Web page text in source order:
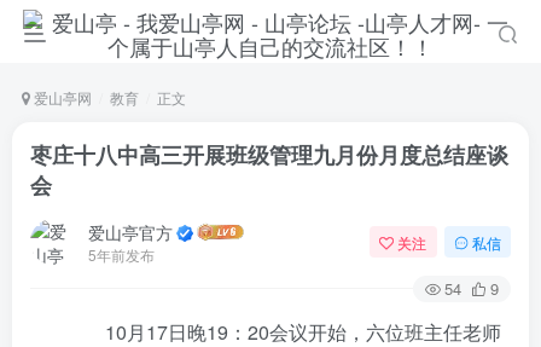
爱山亭网 教育 正文
枣庄十八中高三开展班级管理九月份月度总结座谈
会
爱山亭官方
5年前发布
关注 私信
54 9
10月17日晚19：20会议开始，六位班主任老师